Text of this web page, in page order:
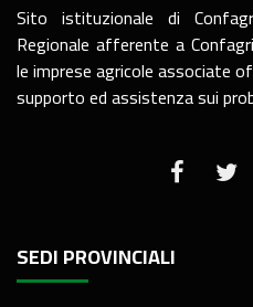
Sito istituzionale di
Regionale afferente a
le imprese agricole associate
supporto ed assistenza sui
SEDI PROVINCIALI